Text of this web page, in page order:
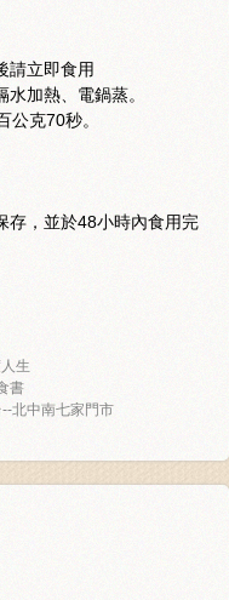
請立即食用
加熱、電鍋蒸。
公克70秒。
存，並於48小時內食用完
生
書
北中南七家門市